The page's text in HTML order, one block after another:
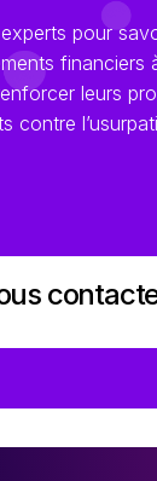
pour
financiers
leurs
contre